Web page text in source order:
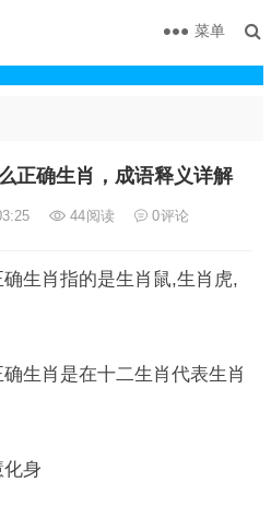
菜单
正确生肖，成语释义详解
44阅读 0评论
生肖指的是生肖鼠,生肖虎,
生肖是在十二生肖代表生肖
身